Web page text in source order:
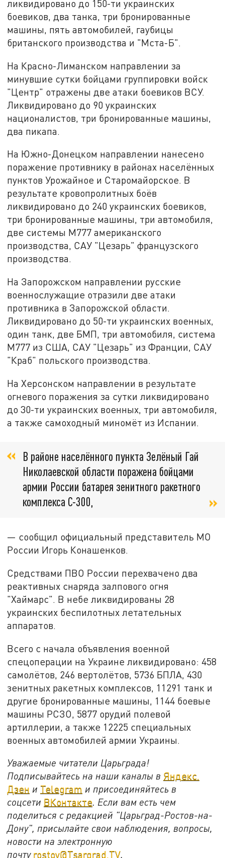
ликвидировано до 150-ти украинских
боевиков, два танка, три бронированные
машины, пять автомобилей, гаубицы
британского производства и "Мста-Б".
На Красно-Лиманском направлении за
минувшие сутки бойцами группировки войск
"Центр" отражены две атаки боевиков ВСУ.
Ликвидировано до 90 украинских
националистов, три бронированные машины,
два пикапа.
На Южно-Донецком направлении нанесено
поражение противнику в районах населённых
пунктов Урожайное и Старомайорское. В
результате кровопролитных боёв
ликвидировано до 240 украинских боевиков,
три бронированные машины, три автомобиля,
две системы М777 американского
производства, САУ "Цезарь" французского
производства.
На Запорожском направлении русские
военнослужащие отразили две атаки
противника в Запорожской области.
Ликвидировано до 50-ти украинских военных,
один танк, две БМП, три автомобиля, система
М777 из США, САУ "Цезарь" из Франции, САУ
"Краб" польского производства.
На Херсонском направлении в результате
огневого поражения за сутки ликвидировано
до 30-ти украинских военных, три автомобиля,
а также самоходный миномёт из Испании.
В районе населённого пункта Зелёный Гай
Николаевской области поражена бойцами
армии России батарея зенитного ракетного
комплекса С-300,
— сообщил официальный представитель МО
России Игорь Конашенков.
Средствами ПВО России перехвачено два
реактивных снаряда залпового огня
"Хаймарс". В небе ликвидированы 28
украинских беспилотных летательных
аппаратов.
Всего с начала объявления военной
спецоперации на Украине ликвидировано: 458
самолётов, 246 вертолётов, 5736 БПЛА, 430
зенитных ракетных комплексов, 11291 танк и
другие бронированные машины, 1144 боевые
машины РСЗО, 5877 орудий полевой
артиллерии, а также 12225 специальных
военных автомобилей армии Украины.
Уважаемые читатели Царьграда!
Подписывайтесь на наши каналы в Яндекс.
Дзен и Telegram и присоединяйтесь в
соцсети ВКонтакте. Если вам есть чем
поделиться с редакцией "Царьград-Ростов-на-
Дону", присылайте свои наблюдения, вопросы,
новости на электронную
почту rostov@Tsargrad.ТV.